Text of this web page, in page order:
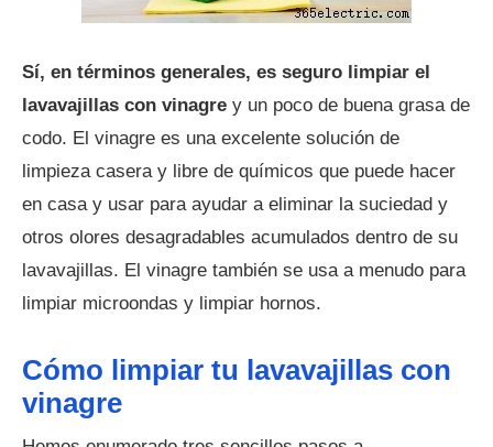
Sí, en términos generales, es seguro limpiar el
lavavajillas con vinagre y un poco de buena grasa de
codo. El vinagre es una excelente solución de
limpieza casera y libre de químicos que puede hacer
en casa y usar para ayudar a eliminar la suciedad y
otros olores desagradables acumulados dentro de su
lavavajillas. El vinagre también se usa a menudo para
limpiar microondas y limpiar hornos.
Cómo limpiar tu lavavajillas con
vinagre